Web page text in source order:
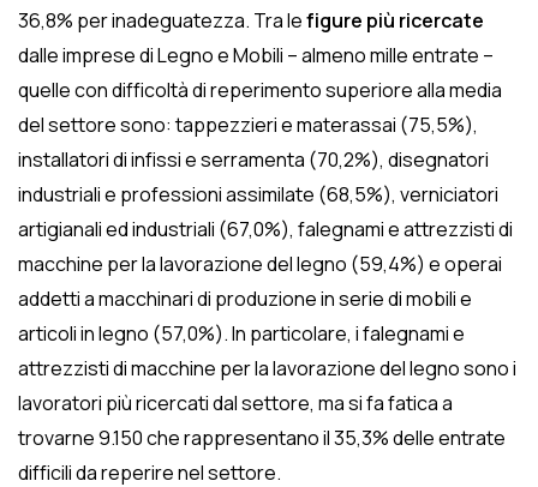
36,8% per inadeguatezza. Tra lefigure più ricercate
dalle imprese di Legno e Mobili – almeno mille entrate –
quelle con difficoltà di reperimento superiore alla media
del settore sono: tappezzieri e materassai (75,5%),
installatori di infissi e serramenta (70,2%), disegnatori
industriali e professioni assimilate (68,5%), verniciatori
artigianali ed industriali (67,0%), falegnami e attrezzisti di
macchine per la lavorazione del legno (59,4%) e operai
addetti a macchinari di produzione in serie di mobili e
articoli in legno (57,0%). In particolare, i falegnami e
attrezzisti di macchine per la lavorazione del legno sono i
lavoratori più ricercati dal settore, ma si fa fatica a
trovarne 9.150 che rappresentano il 35,3% delle entrate
difficili da reperire nel settore.